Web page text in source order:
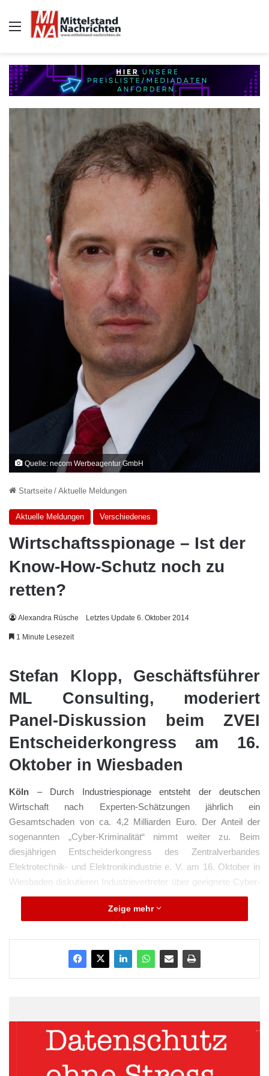
Auswahl
Quelle: necom Werbeagentur GmbH
Startseite / Aktuelle Meldungen
Aktuelle Meldungen Verschiedenes
Wirtschaftsspionage – Ist der
Know-How-Schutz noch zu
retten?
Alexandra Rüsche Letztes Update 6. Oktober 2014
1 Minute Lesezeit
Stefan Klopp, Geschäftsführer
ML Consulting, moderiert
Panel-Diskussion beim ZVEI
Entscheiderkongress am 16.
Oktober in Wiesbaden
Köln – Durch Industriespionage entsteht der deutschen
Wirtschaft nach Experten-Schätzungen jährlich ein
Gesamtschaden von ca. 4,2 Milliarden Euro. Der Anteil der
sogenannten „Cyber-Kriminalität“ nimmt weiter zu. Beim
diesjährigen Entscheiderkongress des Zentralverbandes
Elektrotechnik- und Elektronikindustrie e. V. am 16. Oktober in
Wiesbaden diskutieren Industrievertreter über geeignete Cyber-
Strategien für die Elektroindustrie.
Zeige mehr